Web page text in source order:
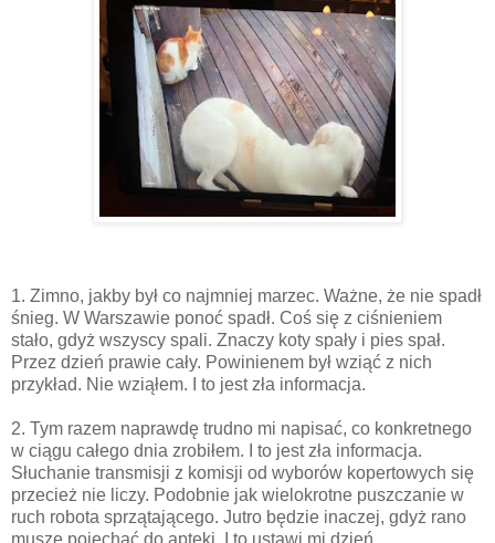
1. Zimno, jakby był co najmniej marzec. Ważne, że nie spadł
śnieg. W Warszawie ponoć spadł. Coś się z ciśnieniem
stało, gdyż wszyscy spali. Znaczy koty spały i pies spał.
Przez dzień prawie cały. Powinienem był wziąć z nich
przykład. Nie wziąłem. I to jest zła informacja.
2. Tym razem naprawdę trudno mi napisać, co konkretnego
w ciągu całego dnia zrobiłem. I to jest zła informacja.
Słuchanie transmisji z komisji od wyborów kopertowych się
przecież nie liczy. Podobnie jak wielokrotne puszczanie w
ruch robota sprzątającego. Jutro będzie inaczej, gdyż rano